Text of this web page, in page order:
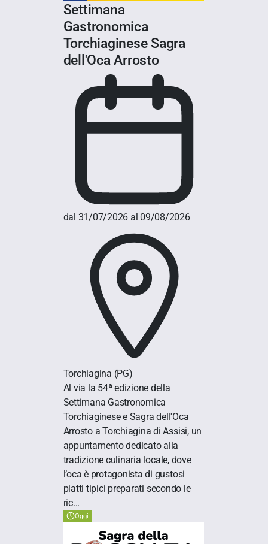
Settimana
Gastronomica
Torchiaginese Sagra
dell'Oca Arrosto
dal 31/07/2026 al 09/08/2026
Torchiagina (PG)
Al via la 54ª edizione della
Settimana Gastronomica
Torchiaginese e Sagra dell'Oca
Arrosto a Torchiagina di Assisi, un
appuntamento dedicato alla
tradizione culinaria locale, dove
l’oca è protagonista di gustosi
piatti tipici preparati secondo le
ric...
Oggi